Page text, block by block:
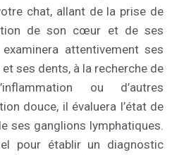
chat, allant de la prise de
de son cœur et de ses
attentivement ses
ses dents, à la recherche de
ou d’autres
douce, il évaluera l’état de
ses ganglions lymphatiques.
pour établir un diagnostic